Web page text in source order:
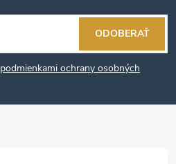
podmienkami ochrany osobných
ODOBERAŤ